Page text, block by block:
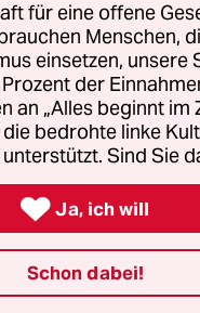
für eine offene
Menschen,
einsetzen, unsere
der
an „Alles beginnt im
bedrohte linke
Sind Sie
 Ja, ich will
Schon dabei!